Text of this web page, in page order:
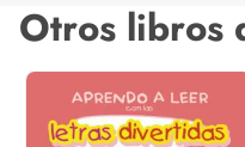
Otros libros